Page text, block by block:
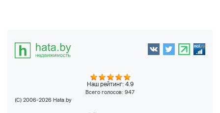
Наш рейтинг: 4.9
Всего голосов: 947
(C) 2006-2026 Hata.by